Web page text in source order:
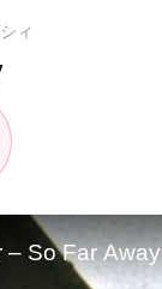
ィ
– So Far Away